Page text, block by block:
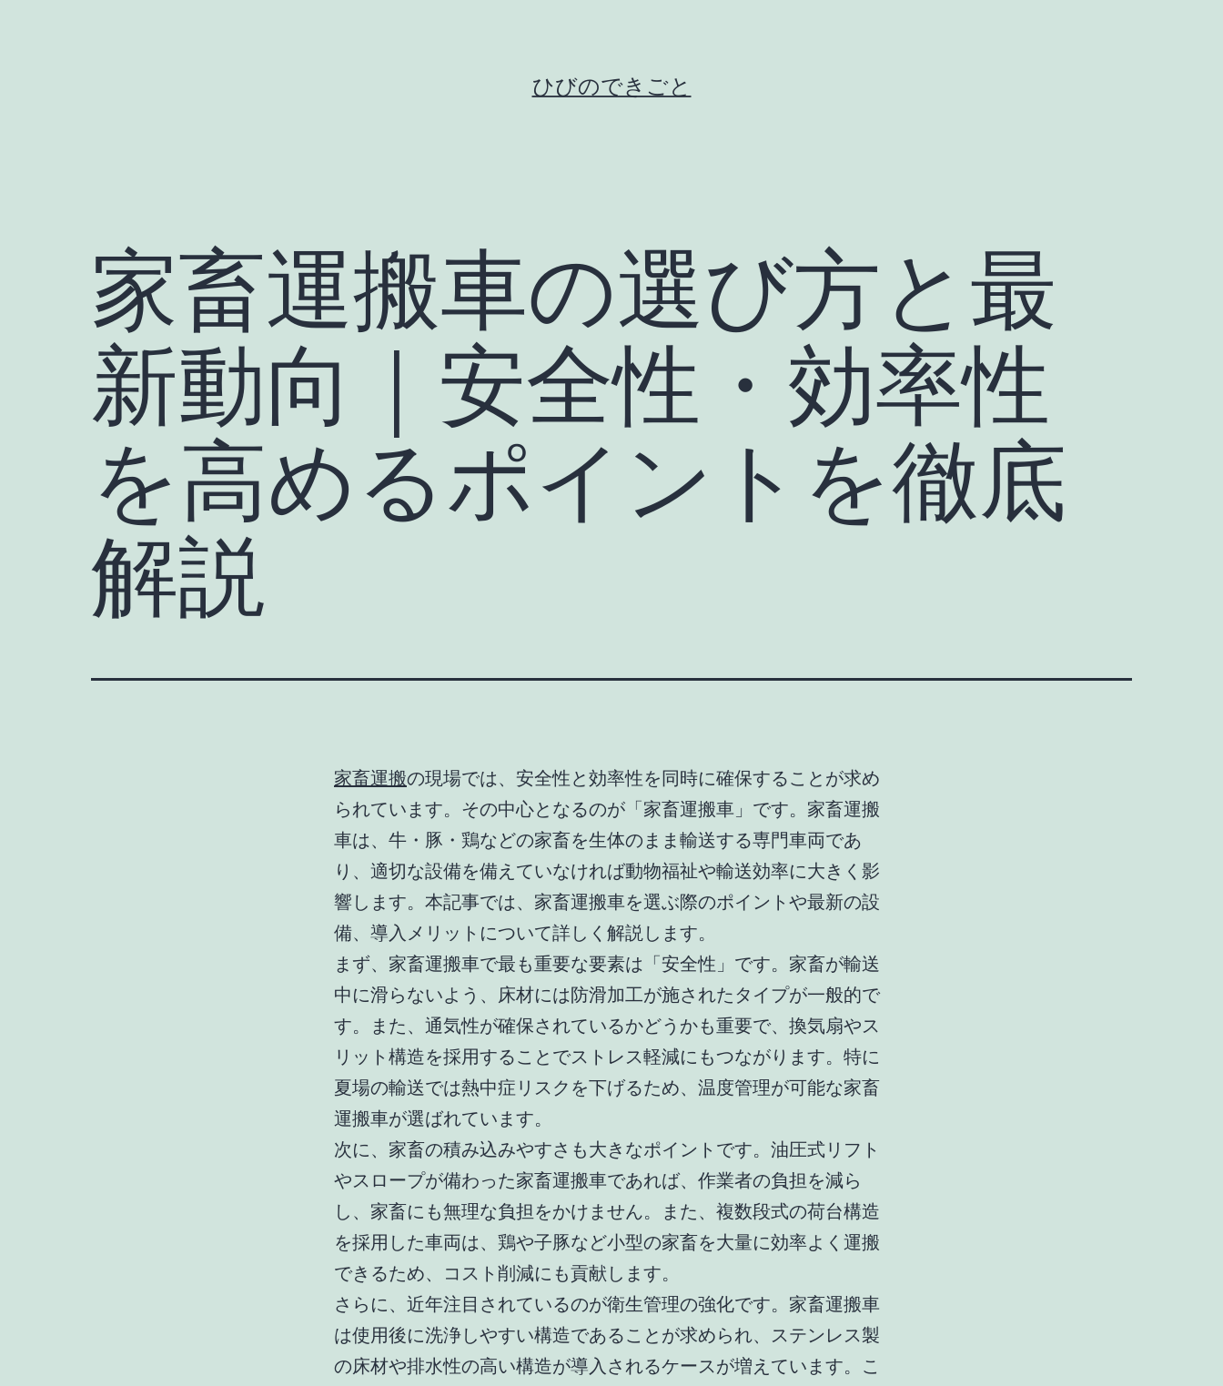
ひびのできごと
家畜運搬車の選び方と最
新動向｜安全性・効率性
を高めるポイントを徹底
解説
家畜運搬の現場では、安全性と効率性を同時に確保することが求め
られています。その中心となるのが「家畜運搬車」です。家畜運搬
車は、牛・豚・鶏などの家畜を生体のまま輸送する専門車両であ
り、適切な設備を備えていなければ動物福祉や輸送効率に大きく影
響します。本記事では、家畜運搬車を選ぶ際のポイントや最新の設
備、導入メリットについて詳しく解説します。
まず、家畜運搬車で最も重要な要素は「安全性」です。家畜が輸送
中に滑らないよう、床材には防滑加工が施されたタイプが一般的で
す。また、通気性が確保されているかどうかも重要で、換気扇やス
リット構造を採用することでストレス軽減にもつながります。特に
夏場の輸送では熱中症リスクを下げるため、温度管理が可能な家畜
運搬車が選ばれています。
次に、家畜の積み込みやすさも大きなポイントです。油圧式リフト
やスロープが備わった家畜運搬車であれば、作業者の負担を減ら
し、家畜にも無理な負担をかけません。また、複数段式の荷台構造
を採用した車両は、鶏や子豚など小型の家畜を大量に効率よく運搬
できるため、コスト削減にも貢献します。
さらに、近年注目されているのが衛生管理の強化です。家畜運搬車
は使用後に洗浄しやすい構造であることが求められ、ステンレス製
の床材や排水性の高い構造が導入されるケースが増えています。こ